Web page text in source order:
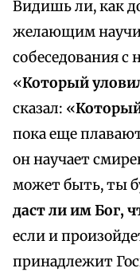
Видишь ли, как
желающим
собеседования
«Который
сказал: «
пока еще
он научает
может быть, ты
даст ли им Бог,
если и
принадлежит